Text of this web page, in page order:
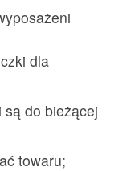
dla
do bieżącej
towaru;